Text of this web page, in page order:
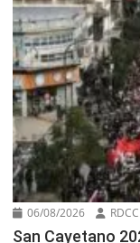
06/08/2026
San Cayetano